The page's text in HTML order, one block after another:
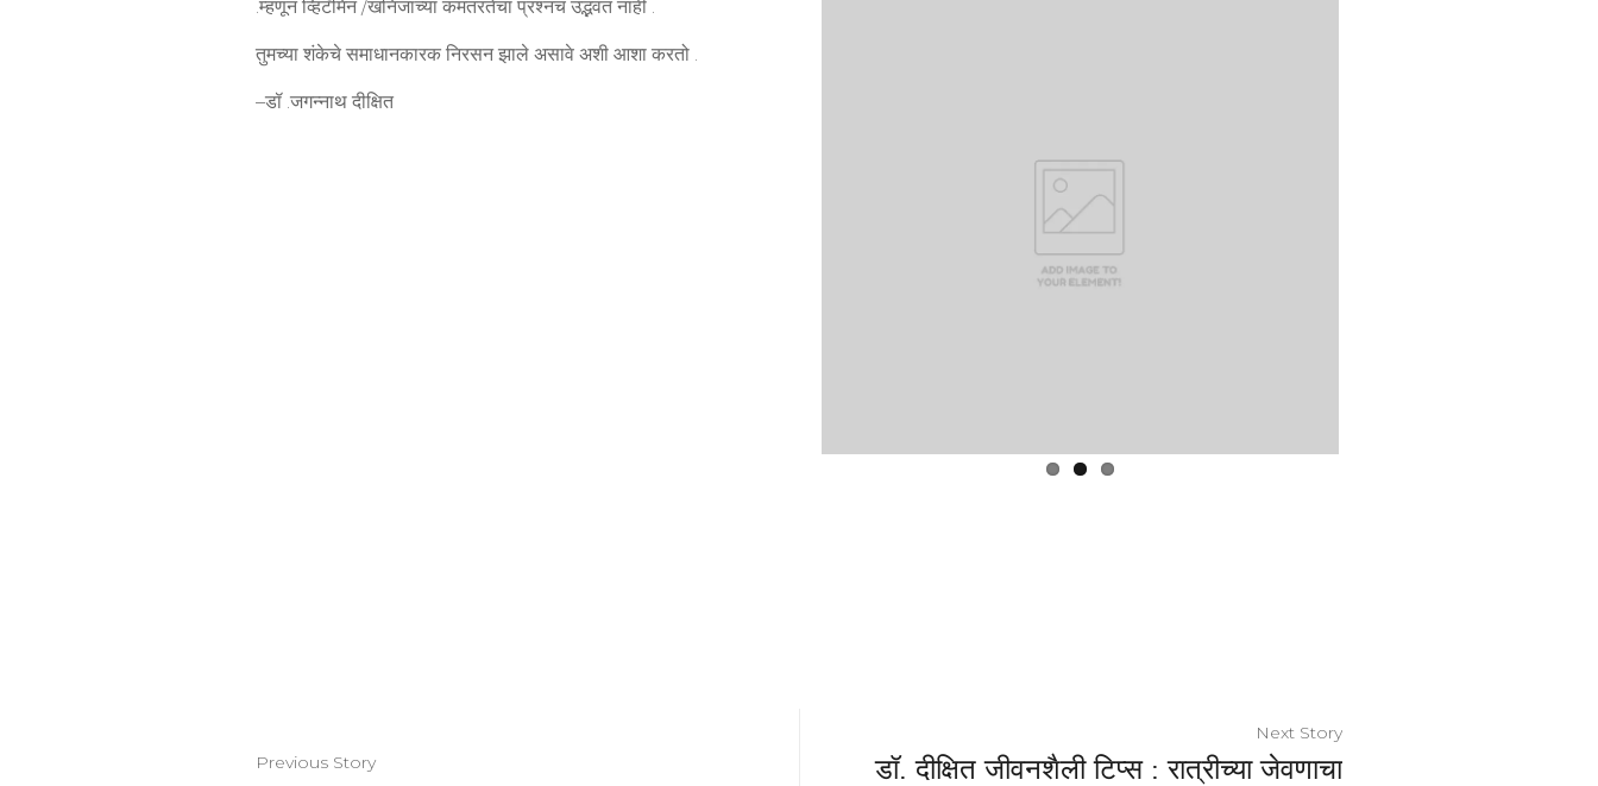
.म्हणून व्हिटॅमिन /खनिजांच्या कमतरतेचा प्रश्नच उद्भवत नाही .
तुमच्या शंकेचे समाधानकारक निरसन झाले असावे अशी आशा करतो .
–डॉ .जगन्नाथ दीक्षित
Previous Story
Next Story
डॉ. दीक्षित जीवनशैली टिप्स : रात्रीच्या जेवणाचा